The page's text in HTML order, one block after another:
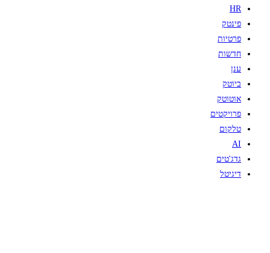
HR
פינטק
פרטיות
חדשות
ענן
ביוטק
אוטוטק
פרויקטים
טלקום
AI
גדג'טים
דיגיטל